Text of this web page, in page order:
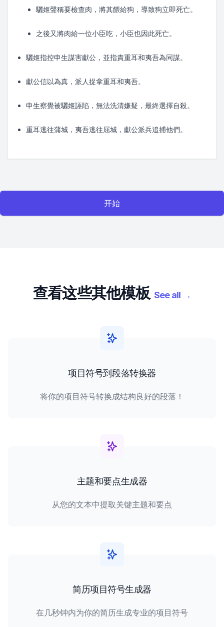
驪姬聲稱要檢查肉，將其餵給狗，導致狗立即死亡。
之後又將肉給一位小臣吃，小臣也因此死亡。
驪姬指控申生謀害獻公，並指責重耳和夷吾為同謀。
獻公信以為真，派人捉拿重耳和夷吾。
申生察覺被驪姬誣陷，無法洗清嫌疑，最終選擇自殺。
重耳逃往蒲城，夷吾逃往屈城，獻公派兵追捕他們。
开始
查看这些其他模板 See all →
项目符号到段落转换器
将你的项目符号转换成结构良好的段落！
主题和要点生成器
从您的文本中提取关键主题和要点
简历项目符号生成器
在几秒钟内为你的简历生成专业的项目符号